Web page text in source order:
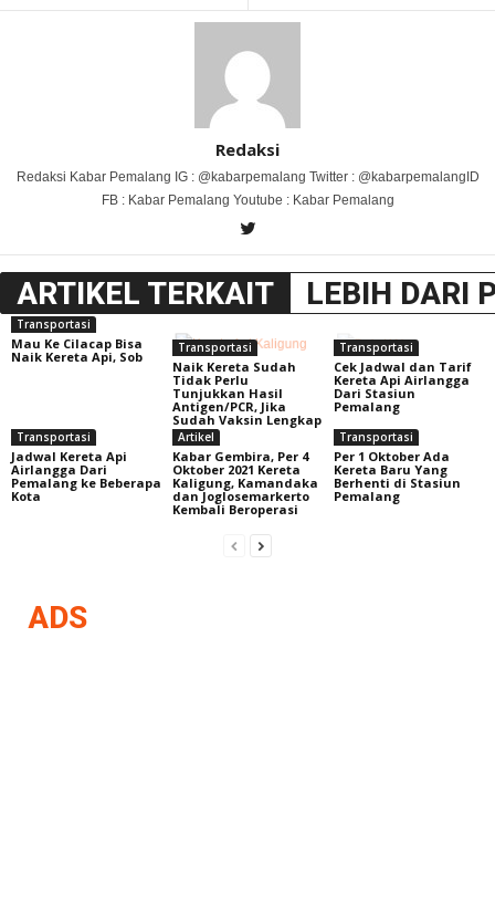
Redaksi
Redaksi Kabar Pemalang IG : @kabarpemalang Twitter : @kabarpemalangID
FB : Kabar Pemalang Youtube : Kabar Pemalang
ARTIKEL TERKAIT LEBIH DARI
Transportasi
Mau Ke Cilacap Bisa
Naik Kereta Api, Sob
Transportasi
Naik Kereta Sudah
Tidak Perlu
Tunjukkan Hasil
Antigen/PCR, Jika
Sudah Vaksin Lengkap
Transportasi
Cek Jadwal dan Tarif
Kereta Api Airlangga
Dari Stasiun
Pemalang
Transportasi
Jadwal Kereta Api
Airlangga Dari
Pemalang ke Beberapa
Kota
Artikel
Kabar Gembira, Per 4
Oktober 2021 Kereta
Kaligung, Kamandaka
dan Joglosemarkerto
Kembali Beroperasi
Transportasi
Per 1 Oktober Ada
Kereta Baru Yang
Berhenti di Stasiun
Pemalang
ADS